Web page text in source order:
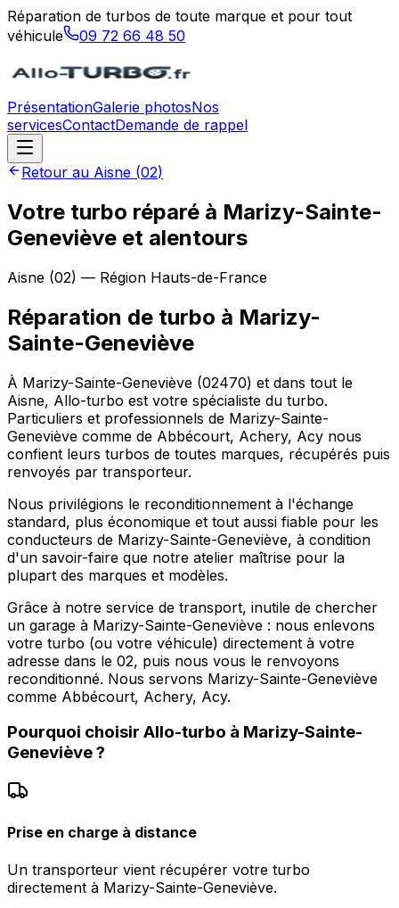
Réparation de turbos de toute marque et pour tout
véhicule
09 72 66 48 50
PrésentationGalerie photosNos
servicesContactDemande de rappel
Retour au Aisne (02)
Votre turbo réparé à Marizy-Sainte-
Geneviève et alentours
Aisne (02) — Région Hauts-de-France
Réparation de turbo à Marizy-
Sainte-Geneviève
À Marizy-Sainte-Geneviève (02470) et dans tout le
Aisne, Allo-turbo est votre spécialiste du turbo.
Particuliers et professionnels de Marizy-Sainte-
Geneviève comme de Abbécourt, Achery, Acy nous
confient leurs turbos de toutes marques, récupérés puis
renvoyés par transporteur.
Nous privilégions le reconditionnement à l'échange
standard, plus économique et tout aussi fiable pour les
conducteurs de Marizy-Sainte-Geneviève, à condition
d'un savoir-faire que notre atelier maîtrise pour la
plupart des marques et modèles.
Grâce à notre service de transport, inutile de chercher
un garage à Marizy-Sainte-Geneviève : nous enlevons
votre turbo (ou votre véhicule) directement à votre
adresse dans le 02, puis nous vous le renvoyons
reconditionné. Nous servons Marizy-Sainte-Geneviève
comme Abbécourt, Achery, Acy.
Pourquoi choisir Allo-turbo à Marizy-Sainte-
Geneviève?
Prise en charge à distance
Un transporteur vient récupérer votre turbo
directement à Marizy-Sainte-Geneviève.